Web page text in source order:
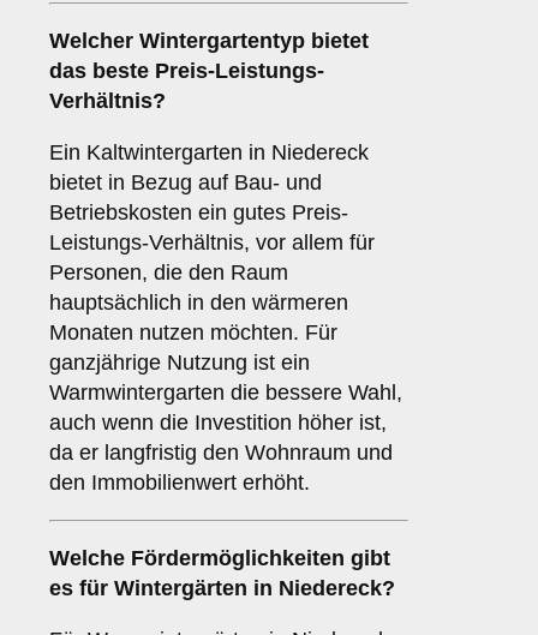
Welcher Wintergartentyp bietet
das beste Preis-Leistungs-
Verhältnis?
Ein Kaltwintergarten in Niedereck
bietet in Bezug auf Bau- und
Betriebskosten ein gutes Preis-
Leistungs-Verhältnis, vor allem für
Personen, die den Raum
hauptsächlich in den wärmeren
Monaten nutzen möchten. Für
ganzjährige Nutzung ist ein
Warmwintergarten die bessere Wahl,
auch wenn die Investition höher ist,
da er langfristig den Wohnraum und
den Immobilienwert erhöht.
Welche Fördermöglichkeiten gibt
es für Wintergärten in Niedereck?